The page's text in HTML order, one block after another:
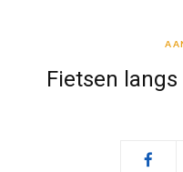
Fietsen